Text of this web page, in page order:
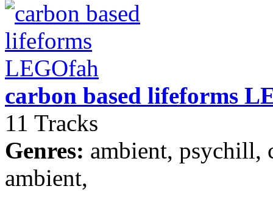
carbon based lifeforms
11 Tracks
Genres: ambient, psychill,
ambient,